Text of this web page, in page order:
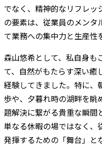
でなく、精神的なリフレッ
の要素は、従業員のメンタ
て業務への集中力と生産性
森山悠希として、私自身も
て、自然がもたらす深い癒
経験してきました。特に、
歩や、夕暮れ時の湖畔を眺
題解決に繋がる貴重な瞬間
単なる休暇の場ではなく、
発揮するための「舞台」と